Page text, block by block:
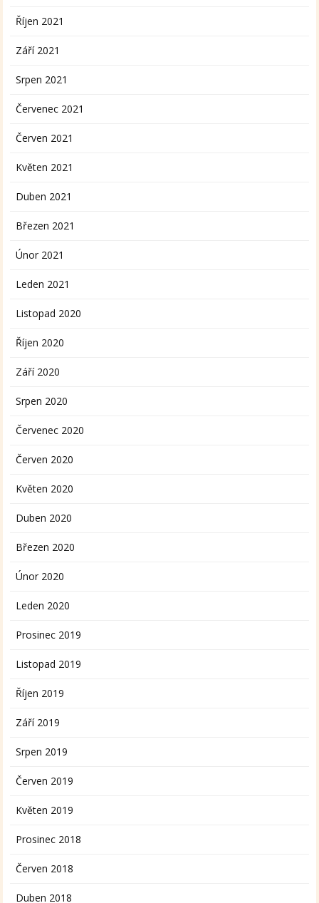
Říjen 2021
Září 2021
Srpen 2021
Červenec 2021
Červen 2021
Květen 2021
Duben 2021
Březen 2021
Únor 2021
Leden 2021
Listopad 2020
Říjen 2020
Září 2020
Srpen 2020
Červenec 2020
Červen 2020
Květen 2020
Duben 2020
Březen 2020
Únor 2020
Leden 2020
Prosinec 2019
Listopad 2019
Říjen 2019
Září 2019
Srpen 2019
Červen 2019
Květen 2019
Prosinec 2018
Červen 2018
Duben 2018